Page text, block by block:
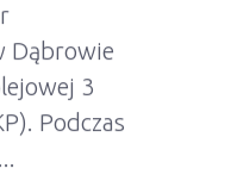
Dąbrowie
3
Podczas